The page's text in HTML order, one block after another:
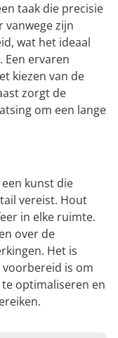
taak die precisie
vanwege zijn
wat het ideaal
Een ervaren
kiezen van de
zorgt de
om een lange
kunst die
vereist. Hout
in elke ruimte.
over de
Het is
is om
optimaliseren en